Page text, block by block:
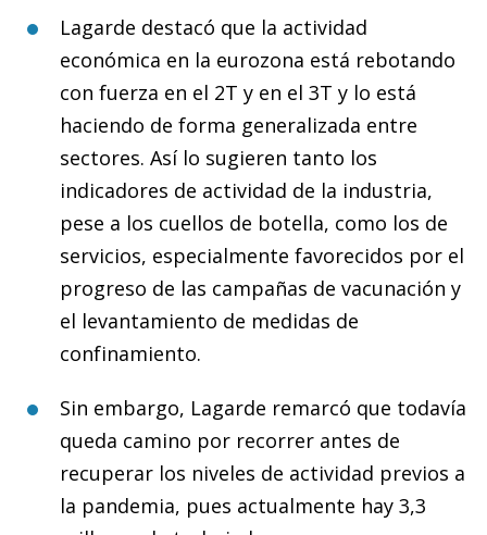
Lagarde destacó que la actividad
económica en la eurozona está rebotando
con fuerza en el 2T y en el 3T y lo está
haciendo de forma generalizada entre
sectores. Así lo sugieren tanto los
indicadores de actividad de la industria,
pese a los cuellos de botella, como los de
servicios, especialmente favorecidos por el
progreso de las campañas de vacunación y
el levantamiento de medidas de
confinamiento.
Sin embargo, Lagarde remarcó que todavía
queda camino por recorrer antes de
recuperar los niveles de actividad previos a
la pandemia, pues actualmente hay 3,3